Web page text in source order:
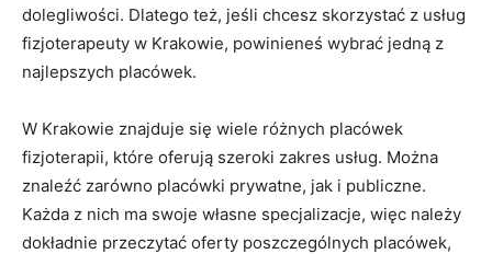
dolegliwości. Dlatego też, jeśli chcesz skorzystać z usług
fizjoterapeuty w Krakowie, powinieneś wybrać jedną z
najlepszych placówek.
W Krakowie znajduje się wiele różnych placówek
fizjoterapii, które oferują szeroki zakres usług. Można
znaleźć zarówno placówki prywatne, jak i publiczne.
Każda z nich ma swoje własne specjalizacje, więc należy
dokładnie przeczytać oferty poszczególnych placówek,